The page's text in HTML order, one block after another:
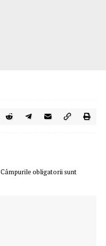
Câmpurile obligatorii sunt